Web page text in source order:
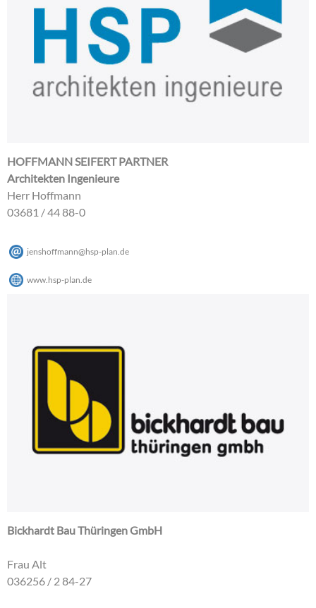
HOFFMANN SEIFERT PARTNER
Architekten Ingenieure
Herr Hoffmann
03681 / 44 88-0
jenshoffmann@hsp-plan.de
www.hsp-plan.de
Bickhardt Bau Thüringen GmbH
Frau Alt
036256 / 2 84-27